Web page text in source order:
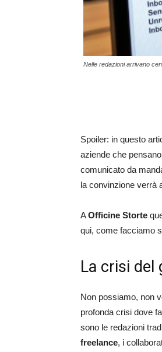
Nelle redazioni arrivano
Spoiler: in questo
aziende che
comunicato da
la convinzione verrà
AOfficine Storte
qui, come facciamo
La crisi del
Non possiamo, non
profonda crisi dove
sono le redazioni
freelance, i